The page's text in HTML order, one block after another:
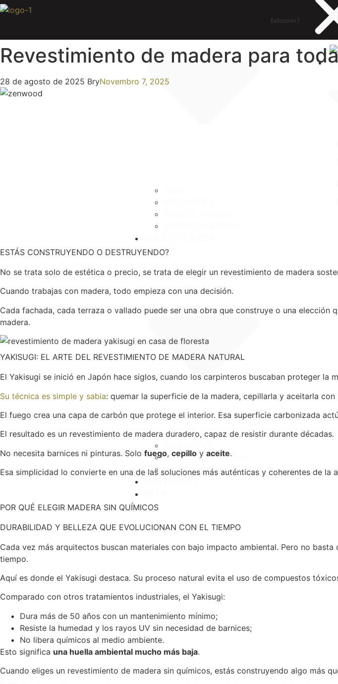
Pular
para
conteúdo
COLEÇÃO EXCLUSIVA
GAMA DE ACABAMENTOS
falamos?
Revestimiento de madera para
28 de agosto de 2025 BryNovembro 7, 2025
ESTÁS CONSTRUYENDO O DESTRUYENDO?
No se trata solo de estética o precio, se trata de elegir un revestimiento de madera
Cuando trabajas con madera, todo empieza con una decisión.
Cada fachada, cada terraza o vallado puede ser una obra que construye o una
madera.
YAKISUGI: EL ARTE DEL REVESTIMIENTO DE MADERA NATURAL
El Yakisugi se inició en Japón hace siglos, cuando los carpinteros buscaban proteger la
Su técnica es simple y sabia: quemar la superficie de la madera, cepillarla y aceitarla
El fuego crea una capa de carbón que protege el interior. Esa superficie carbonizada
El resultado es un revestimiento de madera duradero, capaz de resistir durante décadas.
No necesita barnices ni pinturas. Solo fuego, cepillo y aceite.
Esa simplicidad lo convierte en una de las soluciones más auténticas y coherentes de la
POR QUÉ ELEGIR MADERA SIN QUÍMICOS
DURABILIDAD Y BELLEZA QUE EVOLUCIONAN CON EL TIEMPO
Cada vez más arquitectos buscan materiales con bajo impacto ambiental. Pero no
tiempo.
Aquí es donde el Yakisugi destaca. Su proceso natural evita el uso de compuestos
Comparado con otros tratamientos industriales, el Yakisugi:
Dura más de 50 años con un mantenimiento mínimo;
Resiste la humedad y los rayos UV sin necesidad de barnices;
No libera químicos al medio ambiente.
Esto significa una huella ambiental mucho más baja.
Cuando eliges un revestimiento de madera sin químicos, estás construyendo algo más